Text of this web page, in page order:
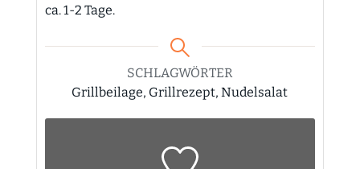
ca. 1-2 Tage.
SCHLAGWÖRTER
Grillbeilage, Grillrezept, Nudelsalat